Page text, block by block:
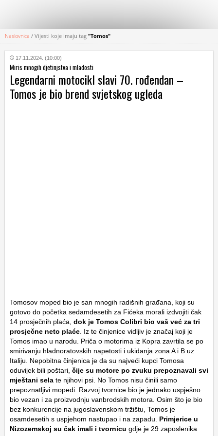
KATEGORIJE
HRVATSKI
WEB
Naslovnica / Vijesti koje imaju tag "Tomos"
17.11.2024. (10:00)
Miris mnogih djetinjstva i mladosti
Legendarni motocikl slavi 70. rođendan –
Tomos je bio brend svjetskog ugleda
Tomosov moped bio je san mnogih radišnih građana, koji su
gotovo do početka sedamdesetih za Fićeka morali izdvojiti čak
14 prosječnih plaća, dok je Tomos Colibri bio vaš već za tri
prosječne neto plaće. Iz te činjenice vidljiv je značaj koji je
Tomos imao u narodu. Priča o motorima iz Kopra zavrtila se po
smirivanju hladnoratovskih napetosti i ukidanja zona A i B uz
Italiju. Nepobitna činjenica je da su najveći kupci Tomosa
oduvijek bili poštari, čije su motore po zvuku prepoznavali svi
mještani sela te njihovi psi. No Tomos nisu činili samo
prepoznatljivi mopedi. Razvoj tvornice bio je jednako uspješno
bio vezan i za proizvodnju vanbrodskih motora. Osim što je bio
bez konkurencije na jugoslavenskom tržištu, Tomos je
osamdesetih s uspjehom nastupao i na zapadu. Primjerice u
Nizozemskoj su čak imali i tvornicu gdje je 29 zaposlenika